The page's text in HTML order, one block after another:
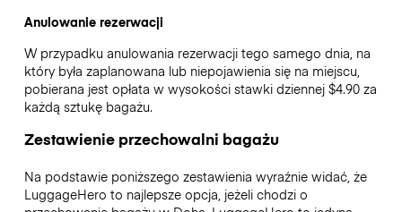
Anulowanie rezerwacji
W przypadku anulowania rezerwacji tego samego dnia, na
który była zaplanowana lub niepojawienia się na miejscu,
pobierana jest opłata w wysokości stawki dziennej $4.90 za
każdą sztukę bagażu.
Zestawienie przechowalni bagażu
Na podstawie poniższego zestawienia wyraźnie widać, że
LuggageHero to najlepsze opcja, jeżeli chodzi o